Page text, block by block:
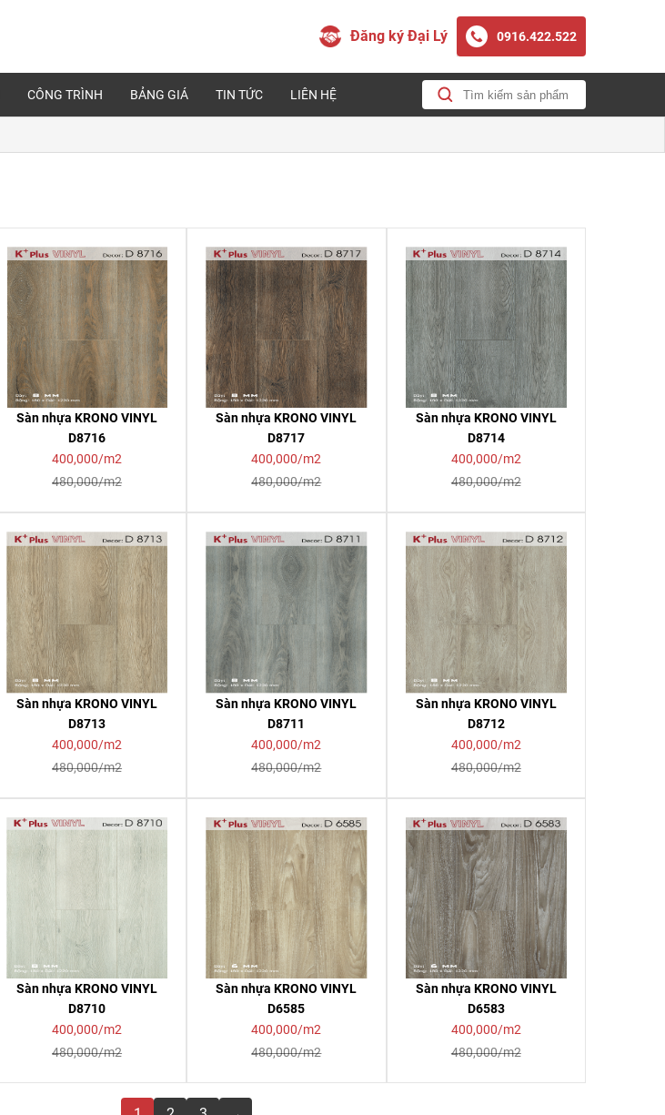
Đăng ký Đại Lý 0916.422.522
CÔNG TRÌNH BẢNG GIÁ TIN TỨC LIÊN HỆ
Sàn nhựa KRONO VINYL
D8716
400,000/m2
480,000/m2
Sàn nhựa KRONO VINYL
D8717
400,000/m2
480,000/m2
Sàn nhựa KRONO VINYL
D8714
400,000/m2
480,000/m2
Sàn nhựa KRONO VINYL
D8713
400,000/m2
480,000/m2
Sàn nhựa KRONO VINYL
D8711
400,000/m2
480,000/m2
Sàn nhựa KRONO VINYL
D8712
400,000/m2
480,000/m2
Sàn nhựa KRONO VINYL
D8710
400,000/m2
480,000/m2
Sàn nhựa KRONO VINYL
D6585
400,000/m2
480,000/m2
Sàn nhựa KRONO VINYL
D6583
400,000/m2
480,000/m2